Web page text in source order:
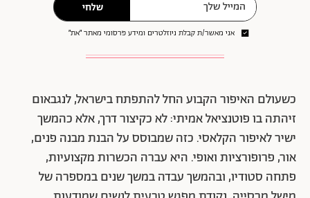
שלחי
אני מאשר/ת קבלת ניוזלטרים ומידע פרסומי מאתר ״את״
כשעולם האיפור הקבוע החל להתפתח בישראל, לנגבאום
זיהתה בו פוטנציאל אמיתי: לא כקיצור דרך, אלא כהמשך
ישיר לאיפור הקלאסי. כזה שמבוסס על הבנת מבנה פנים,
אור, פרופורציות ואופי. היא עברה הכשרות מקצועיות,
פתחה סטודיו, ובהמשך עבדה במשך שנים במספרה של